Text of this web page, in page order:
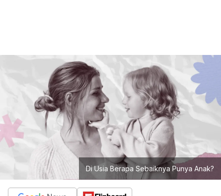
Di Usia Berapa Sebaiknya Punya Anak?